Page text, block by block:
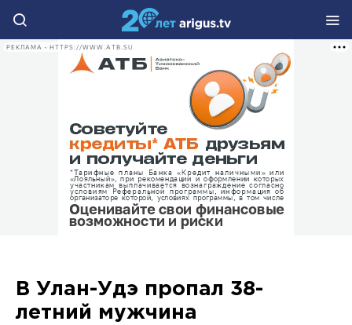
РЕКЛАМА • HTTPS://WWW.ATB.SU
В Улан-Удэ пропал 38-
летний мужчина